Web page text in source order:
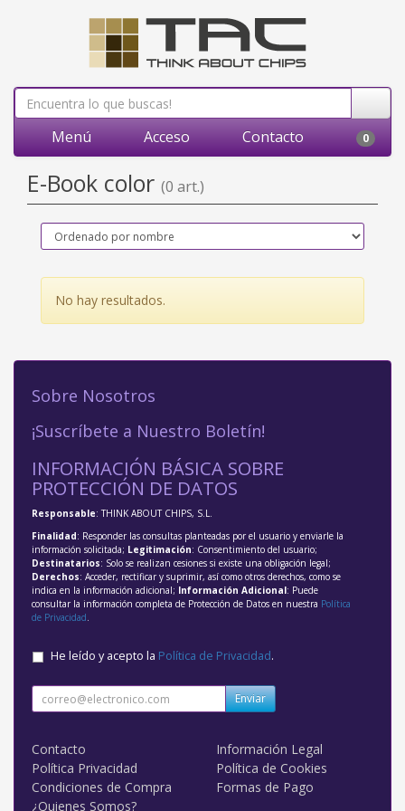
Menú Acceso Contacto 0
E-Book color (0 art.)
No hay resultados.
Sobre Nosotros
¡Suscríbete a Nuestro Boletín!
INFORMACIÓN BÁSICA SOBRE
PROTECCIÓN DE DATOS
Responsable: THINK ABOUT CHIPS, S.L.
Finalidad: Responder las consultas planteadas por el usuario y enviarle la
información solicitada; Legitimación: Consentimiento del usuario;
Destinatarios: Solo se realizan cesiones si existe una obligación legal;
Derechos: Acceder, rectificar y suprimir, así como otros derechos, como se
indica en la información adicional; Información Adicional: Puede
consultar la información completa de Protección de Datos en nuestra Política
de Privacidad.
He leído y acepto la Política de Privacidad.
Enviar
Contacto
Información Legal
Política Privacidad
Política de Cookies
Condiciones de Compra
Formas de Pago
¿Quienes Somos?